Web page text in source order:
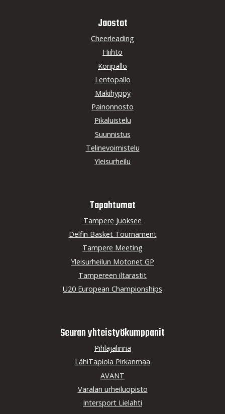
Jaostot
Cheerleading
Hiihto
Koripallo
Lentopallo
Mäkihyppy
Painonnosto
Pikaluistelu
Suunnistus
Telinevoimistelu
Yleisurheilu
Tapahtumat
Tampere Juoksee
Delfin Basket Tournament
Tampere Meeting
Yleisurheilun Motonet GP
Tampereen iltarastit
U20 European Championships
Seuran yhteistyö­kumppanit
Pihlajalinna
LähiTapiola Pirkanmaa
AVANT
Varalan urheiluopisto
Intersport Lielahti